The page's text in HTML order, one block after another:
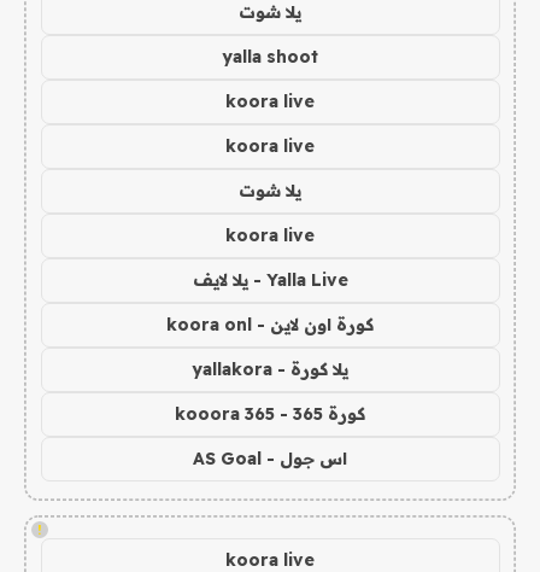
يلا شوت
yalla shoot
koora live
koora live
يلا شوت
koora live
Yalla Live - يلا لايف
كورة اون لاين - koora onl
يلا كورة - yallakora
كورة 365 - kooora 365
اس جول - AS Goal
!
koora live